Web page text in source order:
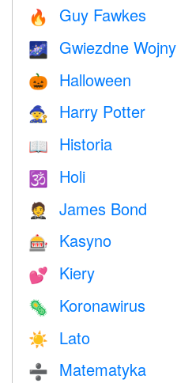
🔥 Guy Fawkes
🌌 Gwiezdne Wojny
🎃 Halloween
🧙 Harry Potter
📖 Historia
🕉 Holi
🤵 James Bond
🎰 Kasyno
💕 Kiery
🦠 Koronawirus
☀️ Lato
➗ Matematyka